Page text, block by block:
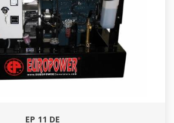
EP 11 DE